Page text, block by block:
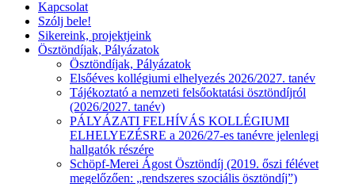
Kapcsolat
Szólj bele!
Sikereink, projektjeink
Ösztöndíjak, Pályázatok
Ösztöndíjak, Pályázatok
Elsőéves kollégiumi elhelyezés 2026/2027. tanév
Tájékoztató a nemzeti felsőoktatási ösztöndíjról
(2026/2027. tanév)
PÁLYÁZATI FELHÍVÁS KOLLÉGIUMI
ELHELYEZÉSRE a 2026/27-es tanévre jelenlegi
hallgatók részére
Schöpf-Merei Ágost Ösztöndíj (2019. őszi félévet
megelőzően: „rendszeres szociális ösztöndíj”)